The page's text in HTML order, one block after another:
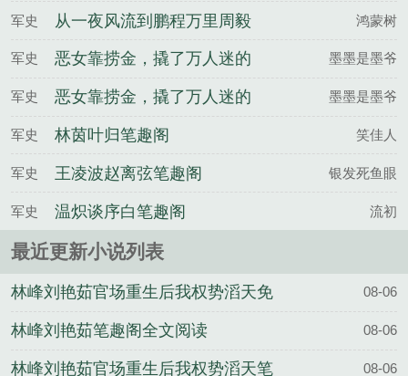
命脉最新章节列表
军史
从一夜风流到鹏程万里周毅
徐舒怡免费阅读完整版
鸿蒙树
军史
恶女靠捞金，撬了万人迷的
男主笔趣阁沈念禾宋鹤延
墨墨是墨爷
军史
恶女靠捞金，撬了万人迷的
男主沈念禾宋鹤延免费阅读
完整版
墨墨是墨爷
军史 林茵叶归笔趣阁 笑佳人
军史 王凌波赵离弦笔趣阁 银发死鱼眼
军史 温炽谈序白笔趣阁 流初
最近更新小说列表
林峰刘艳茹官场重生后我权势滔天免
费阅读完整版
08-06
林峰刘艳茹笔趣阁全文阅读 08-06
林峰刘艳茹官场重生后我权势滔天笔
08-06